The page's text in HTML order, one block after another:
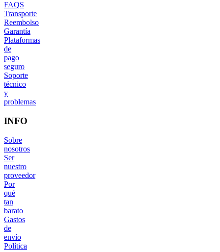
FAQS
Transporte
Reembolso
Garantía
Plataformas
de
pago
seguro
Soporte
técnico
y
problemas
INFO
Sobre
nosotros
Ser
nuestro
proveedor
Por
qué
tan
barato
Gastos
de
envío
Política